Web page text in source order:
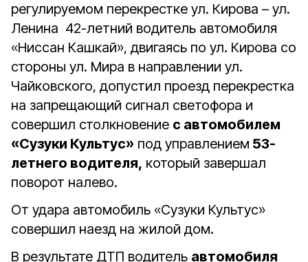
регулируемом перекрестке ул. Кирова – ул.
Ленина 42-летний водитель автомобиля
«Ниссан Кашкай», двигаясь по ул. Кирова со
стороны ул. Мира в направлении ул.
Чайковского, допустил проезд перекрестка
на запрещающий сигнал светофора и
совершил столкновение с автомобилем
«Сузуки Культус» под управлением 53-
летнего водителя, который завершал
поворот налево.
От удара автомобиль «Сузуки Культус»
совершил наезд на жилой дом.
В результате ДТП водитель автомобиля